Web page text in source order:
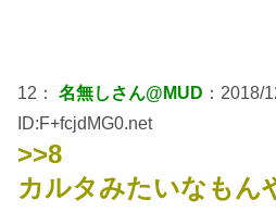
12： 名無しさん@MUD ：2018/
ID:F+fcjdMG0.net
>>8
カルタみたいなもん